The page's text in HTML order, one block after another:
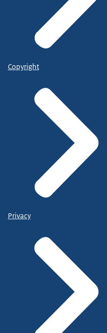
Copyright
Privacy